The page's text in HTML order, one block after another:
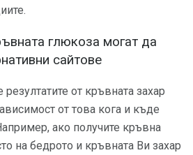
глюкоза могат да
сайтове
от кръвната захар
от това кога и къде
ако получите кръвна
на бедрото и кръвната Ви захар